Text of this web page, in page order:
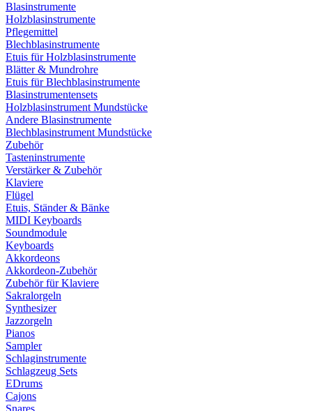
Blasinstrumente
Holzblasinstrumente
Pflegemittel
Blechblasinstrumente
Etuis für Holzblasinstrumente
Blätter & Mundrohre
Etuis für Blechblasinstrumente
Blasinstrumentensets
Holzblasinstrument Mundstücke
Andere Blasinstrumente
Blechblasinstrument Mundstücke
Zubehör
Tasteninstrumente
Verstärker & Zubehör
Klaviere
Flügel
Etuis, Ständer & Bänke
MIDI Keyboards
Soundmodule
Keyboards
Akkordeons
Akkordeon-Zubehör
Zubehör für Klaviere
Sakralorgeln
Synthesizer
Jazzorgeln
Pianos
Sampler
Schlaginstrumente
Schlagzeug Sets
EDrums
Cajons
Snares